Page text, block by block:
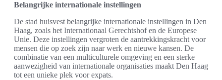
Belangrijke internationale instellingen
De stad huisvest belangrijke internationale instellingen in Den
Haag, zoals het Internationaal Gerechtshof en de Europese
Unie. Deze instellingen vergroten de aantrekkingskracht voor
mensen die op zoek zijn naar werk en nieuwe kansen. De
combinatie van een multiculturele omgeving en een sterke
aanwezigheid van internationale organisaties maakt Den Haag
tot een unieke plek voor expats.